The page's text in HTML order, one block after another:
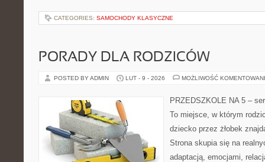
CATEGORIES: SAMOCHODY KLASYCZNE
PORADY DLA RODZICÓW
POSTED BY ADMIN LUT - 9 - 2026 MOŻLIWOŚĆ
PRZEDSZKOLE NA 5 –
To miejsce, w którym
dziecko przez żłobek
Strona skupia się na
adaptacją, emocjami,